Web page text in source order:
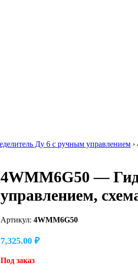
Ду 6 с ручным управлением ›
4WMM6G50 —
управлением,
Артикул:4WMM6G50
7,325.00₽
Под заказ